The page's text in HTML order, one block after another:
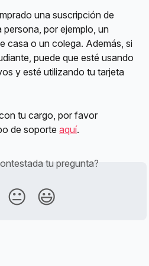
una suscripción de
persona, por ejemplo, un
casa o un colega. Además, si
puede que esté usando
y esté utilizando tu tarjeta
tu cargo, por favor
de soporte aquí.
tu pregunta?
😐 😃